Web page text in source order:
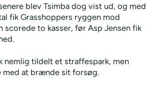
blev Tsimba dog vist ud, og med
fik Grasshoppers ryggen mod
scorede to kasser, før Asp Jensen fik
nemlig tildelt et straffespark, men
med at brænde sit forsøg.